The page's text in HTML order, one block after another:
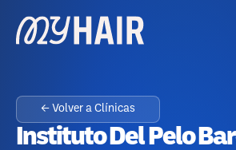
← Volver a Clínicas
Instituto Del Pelo